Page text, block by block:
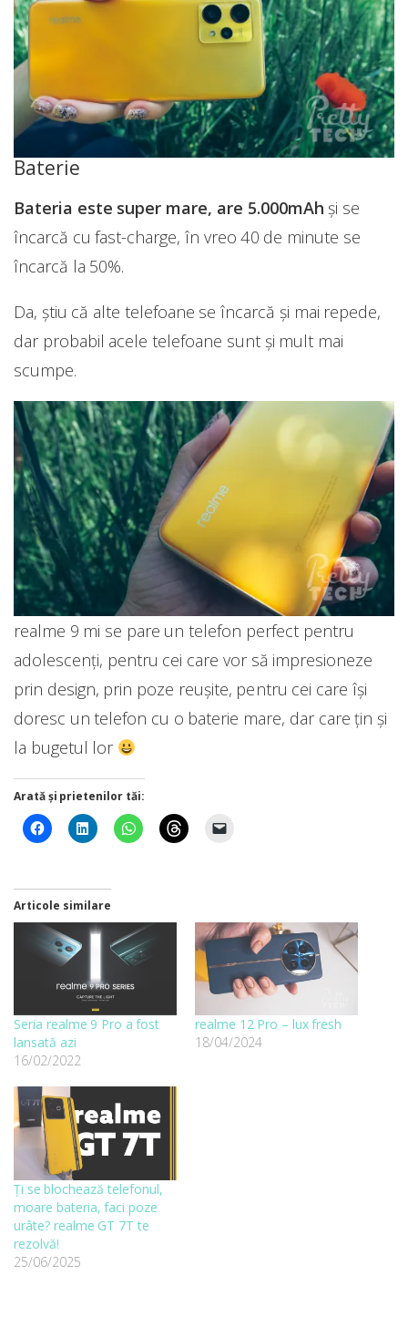
Baterie
Bateria este super mare, are 5.000mAh și se
încarcă cu fast-charge, în vreo 40 de minute se
încarcă la 50%.
Da, știu că alte telefoane se încarcă și mai repede,
dar probabil acele telefoane sunt și mult mai
scumpe.
realme 9 mi se pare un telefon perfect pentru
adolescenți, pentru cei care vor să impresioneze
prin design, prin poze reușite, pentru cei care își
doresc un telefon cu o baterie mare, dar care țin și
la bugetul lor
Arată și prietenilor tăi:
Articole similare
Seria realme 9 Pro a fost
lansată azi
16/02/2022
realme 12 Pro – lux fresh
18/04/2024
Ți se blochează telefonul,
moare bateria, faci poze
urâte? realme GT 7T te
rezolvă!
25/06/2025